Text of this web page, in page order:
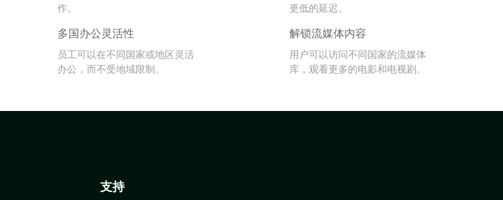
作。
多国办公灵活性
员工可以在不同国家或地区灵活
办公，而不受地域限制。
更低的延迟。
解锁流媒体内容
用户可以访问不同国家的流媒体
库，观看更多的电影和电视剧。
支持